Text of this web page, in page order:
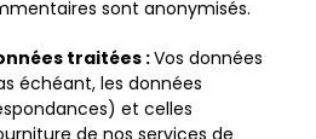
sont anonymisés.
traitées :Vos données
échéant, les données
et celles
de nos services de